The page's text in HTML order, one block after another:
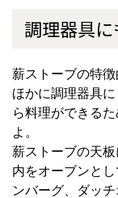
調理器具に
薪ストーブの特
ほかに調理器具
ら料理ができる
よ。
薪ストーブの天
内をオーブンと
ンバーグ、ダッ